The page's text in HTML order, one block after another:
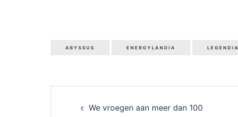
ABYSSUS ENERGYLANDIA LEGENDIA
We vroegen aan meer dan 100